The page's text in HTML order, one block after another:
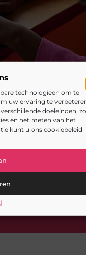
technologieën om te
uw ervaring te
doeleinden,
en het meten van het
kunt u ons cookiebeleid
van ons
of een
blogplatform
Registreer
Praat met ons